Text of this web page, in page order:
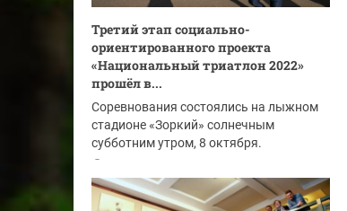
Третий этап социально-
ориентированного проекта
«Национальный триатлон 2022»
прошёл в...
Соревнования состоялись на лыжном
стадионе «Зоркий» солнечным
субботним утром, 8 октября.